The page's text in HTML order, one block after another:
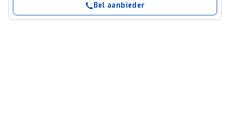
Bel aanbieder